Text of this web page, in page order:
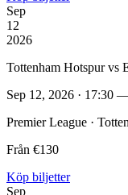
Sep
12
2026
Tottenham Hotspur vs
Sep 12, 2026 · 17:30
Premier League ·
Från €130
Köp biljetter
Sep